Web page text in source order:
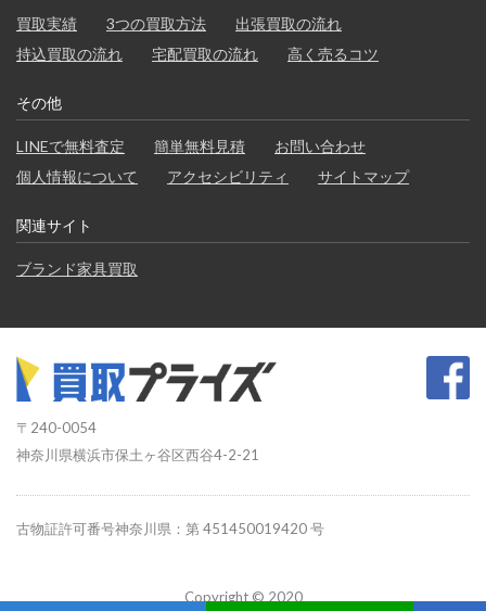
買取実績 3つの買取方法
出張買取の流れ
持込買取の流れ
宅配買取の流れ 高く売るコツ
その他
LINEで無料査定 簡単無料見積
お問い合わせ
個人情報について
アクセシビリティ サイトマップ
関連サイト
ブランド家具買取
〒240-0054
神奈川県横浜市保土ヶ谷区西谷4-2-21
古物証許可番号神奈川県：第 451450019420 号
Copyright © 2020